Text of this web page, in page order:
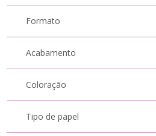
Formato
Acabamento
Coloração
Tipo de papel